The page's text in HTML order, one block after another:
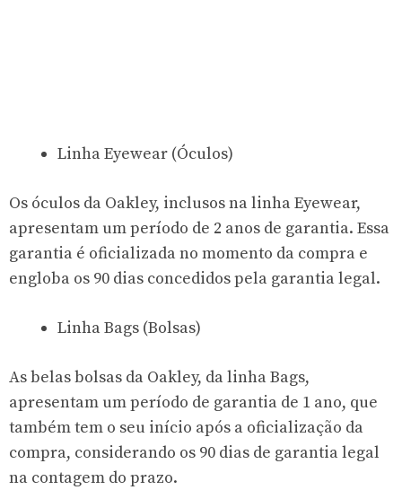
Linha Eyewear (Óculos)
Os óculos da Oakley, inclusos na linha Eyewear,
apresentam um período de 2 anos de garantia. Essa
garantia é oficializada no momento da compra e
engloba os 90 dias concedidos pela garantia legal.
Linha Bags (Bolsas)
As belas bolsas da Oakley, da linha Bags,
apresentam um período de garantia de 1 ano, que
também tem o seu início após a oficialização da
compra, considerando os 90 dias de garantia legal
na contagem do prazo.